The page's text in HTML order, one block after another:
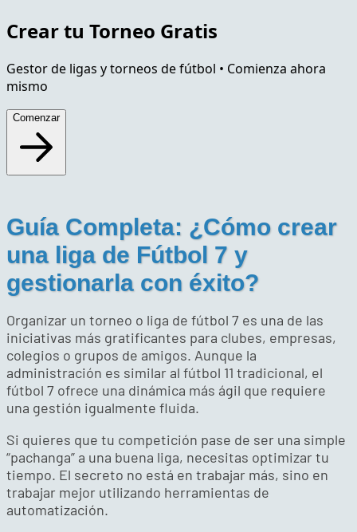
Crear tu Torneo Gratis
Gestor de ligas y torneos de fútbol • Comienza ahora
mismo
Comenzar
Guía Completa: ¿Cómo crear
una liga de Fútbol 7 y
gestionarla con éxito?
Organizar un torneo o liga de fútbol 7 es una de las
iniciativas más gratificantes para clubes, empresas,
colegios o grupos de amigos. Aunque la
administración es similar al fútbol 11 tradicional, el
fútbol 7 ofrece una dinámica más ágil que requiere
una gestión igualmente fluida.
Si quieres que tu competición pase de ser una simple
“pachanga” a una buena liga, necesitas optimizar tu
tiempo. El secreto no está en trabajar más, sino en
trabajar mejor utilizando herramientas de
automatización.